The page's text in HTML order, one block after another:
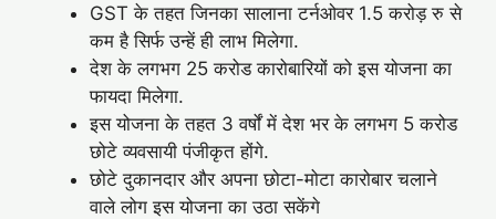
GST के तहत जिनका सालाना टर्नओवर 1.5 करोड़ रु से
कम है सिर्फ उन्हें ही लाभ मिलेगा.
देश के लगभग 25 करोड कारोबारियों को इस योजना का
फायदा मिलेगा.
इस योजना के तहत 3 वर्षों में देश भर के लगभग 5 करोड
छोटे व्यवसायी पंजीकृत होंगे.
छोटे दुकानदार और अपना छोटा-मोटा कारोबार चलाने
वाले लोग इस योजना का उठा सकेंगे